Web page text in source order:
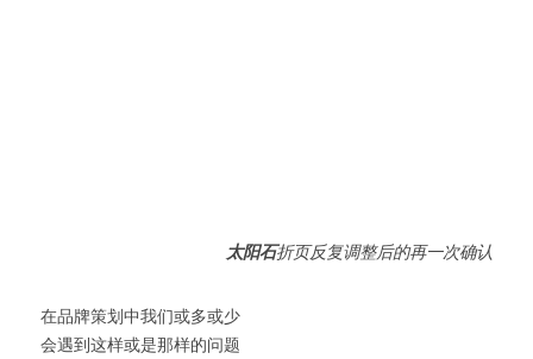
太阳石折页反复调整后的再一次确认
在品牌策划中我们或多或少
会遇到这样或是那样的问题